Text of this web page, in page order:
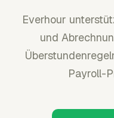
Everhour
und
Payroll-